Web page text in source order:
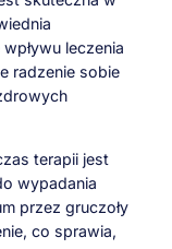
leczenia
radzenie sobie
terapii jest
wypadania
przez gruczoły
co sprawia,